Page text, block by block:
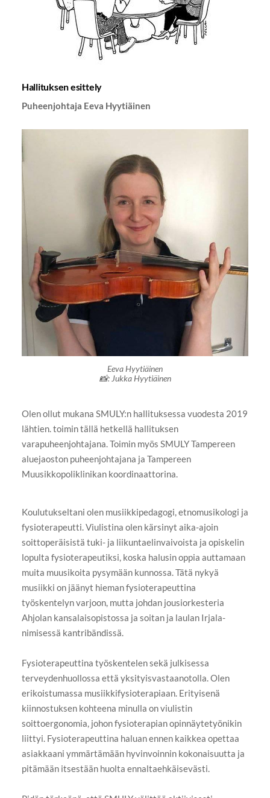
Hallituksen esittely
Puheenjohtaja Eeva Hyytiäinen
Eeva Hyytiäinen
📸: Jukka Hyytiäinen
Olen ollut mukana SMULY:n hallituksessa vuodesta 2019
lähtien. toimin tällä hetkellä hallituksen
varapuheenjohtajana. Toimin myös SMULY Tampereen
aluejaoston puheenjohtajana ja Tampereen
Muusikkopoliklinikan koordinaattorina.
Koulutukseltani olen musiikkipedagogi, etnomusikologi ja
fysioterapeutti. Viulistina olen kärsinyt aika-ajoin
soittoperäisistä tuki- ja liikuntaelinvaivoista ja opiskelin
lopulta fysioterapeutiksi, koska halusin oppia auttamaan
muita muusikoita pysymään kunnossa. Tätä nykyä
musiikki on jäänyt hieman fysioterapeuttina
työskentelyn varjoon, mutta johdan jousiorkesteria
Ahjolan kansalaisopistossa ja soitan ja laulan Irjala-
nimisessä kantribändissä.
Fysioterapeuttina työskentelen sekä julkisessa
terveydenhuollossa että yksityisvastaanotolla. Olen
erikoistumassa musiikkifysioterapiaan. Erityisenä
kiinnostuksen kohteena minulla on viulistin
soittoergonomia, johon fysioterapian opinnäytetyönikin
liittyi. Fysioterapeuttina haluan ennen kaikkea opettaa
asiakkaani ymmärtämään hyvinvoinnin kokonaisuutta ja
pitämään itsestään huolta ennaltaehkäisevästi.